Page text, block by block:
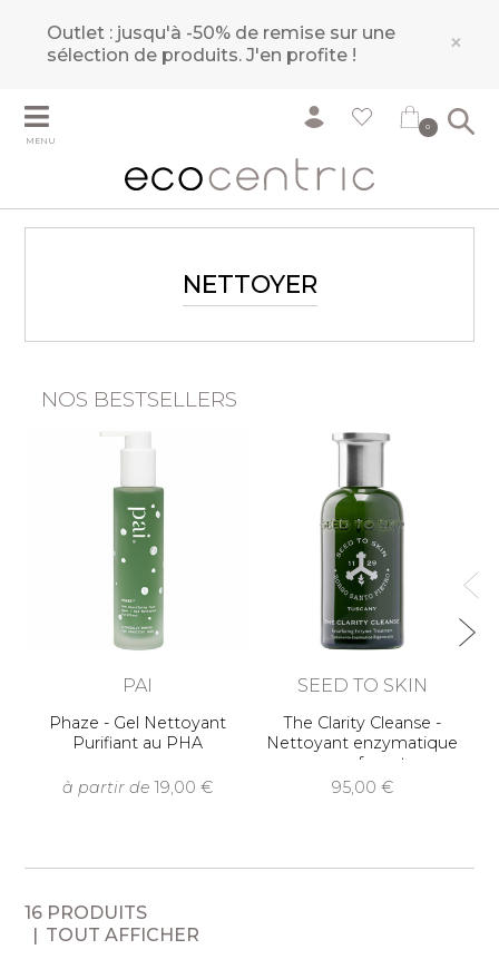
Outlet : jusqu'à -50% de remise sur une
sélection de produits.J'en profite ! ×
MENU
0
NETTOYER
NOS BESTSELLERS
PAI
Phaze - Gel Nettoyant
Purifiant au PHA
à partir de 19,00
SEED TO SKIN
The Clarity Cleanse -
Nettoyant enzymatique
resurfaçant
95,00
16 PRODUITS
TOUT AFFICHER